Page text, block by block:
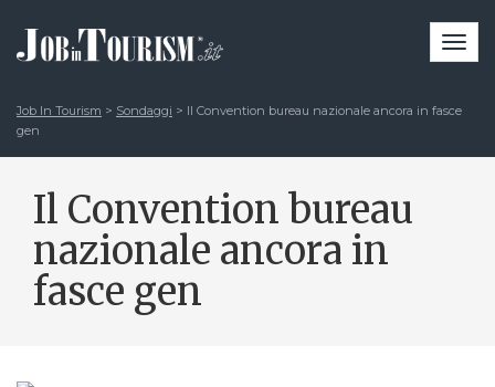
Job In Tourism > Sondaggi > Il Convention bureau nazionale ancora in fasce
gen
Il Convention bureau
nazionale ancora in
fasce gen